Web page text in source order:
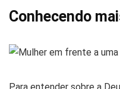
Conhecendo
Para entender sobre a